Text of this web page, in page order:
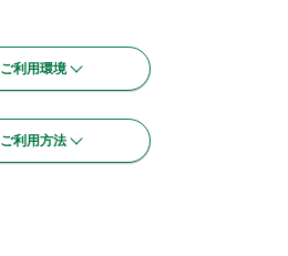
ご利用環境
ご利用方法